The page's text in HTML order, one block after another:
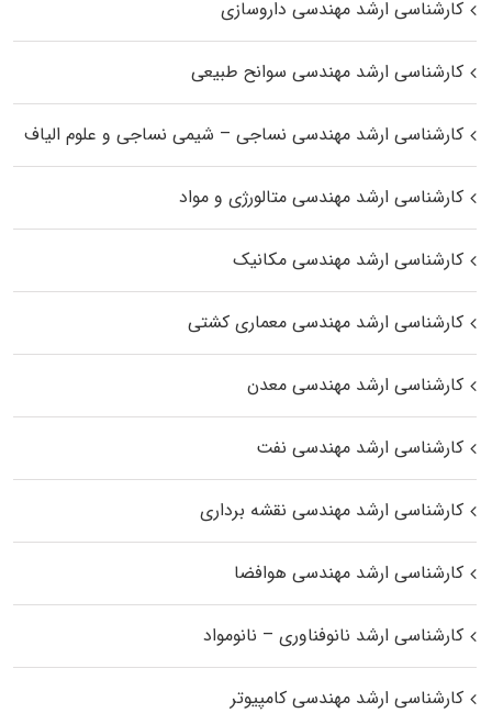
کارشناسی ارشد مهندسی داروسازی
کارشناسی ارشد مهندسی سوانح طبیعی
کارشناسی ارشد مهندسی نساجی – شیمی نساجی و علوم الیاف
کارشناسی ارشد مهندسی متالورژی و مواد
کارشناسی ارشد مهندسی مکانیک
کارشناسی ارشد مهندسی معماری کشتی
کارشناسی ارشد مهندسی معدن
کارشناسی ارشد مهندسی نفت
کارشناسی ارشد مهندسی نقشه برداری
کارشناسی ارشد مهندسی هوافضا
کارشناسی ارشد نانوفناوری – نانومواد
کارشناسی ارشد مهندسی کامپیوتر